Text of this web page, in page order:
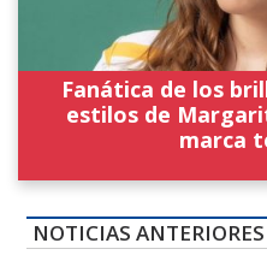
Fanática de los
estilos de
marca
NOTICIAS